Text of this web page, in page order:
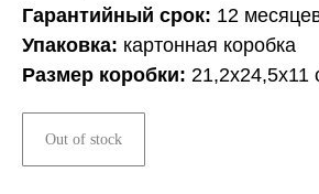
Гарантийный срок: 12
Упаковка: картонная коробка
Размер коробки: 21,2х24,5х11
Out of stock